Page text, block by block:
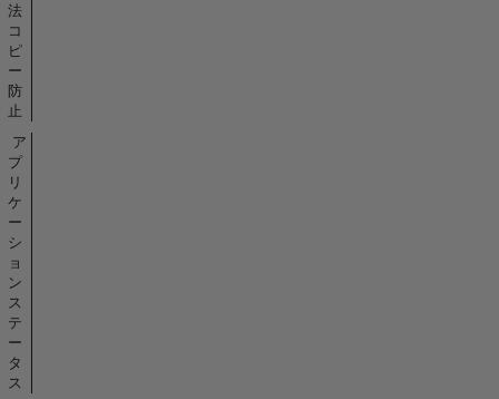
法
コ
ピ
ー
防
止
ア
プ
リ
ケ
ー
シ
ョ
ン
ス
テ
ー
タ
ス